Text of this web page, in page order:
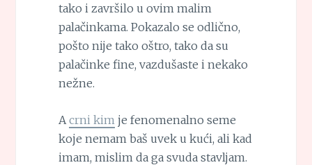
tako i završilo u ovim malim
palačinkama. Pokazalo se odlično,
pošto nije tako oštro, tako da su
palačinke fine, vazdušaste i nekako
nežne.
Acrni kimje fenomenalno seme
koje nemam baš uvek u kući, ali kad
imam, mislim da ga svuda stavljam.